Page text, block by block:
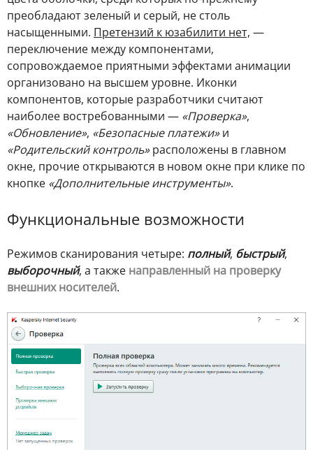
преобладают зеленый и серый, не столь
насыщенными. Претензий к юзабилити нет, —
переключение между компонентами,
сопровождаемое приятными эффектами анимации
организовано на высшем уровне. Иконки
компонентов, которые разработчики считают
наиболее востребованными — «Проверка»,
«Обновление», «Безопасные платежи»и
«Родительский контроль»расположены в главном
окне, прочие открываются в новом окне при клике по
кнопке «Дополнительные инструменты».
Функциональные возможности
Режимов сканирования четыре: полный, быстрый,
выборочный, а также направленный на проверку
внешних носителей.